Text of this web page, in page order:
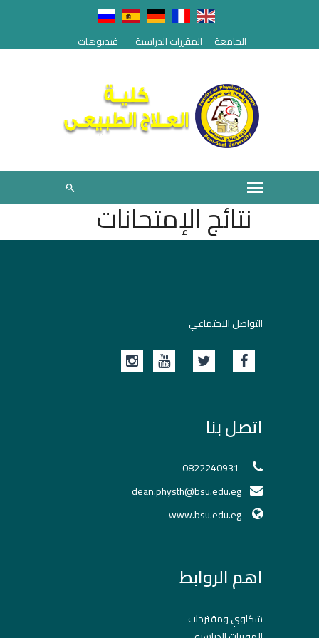
الجامعة المقررات الدراسية فيديوهات
نتائج الإمتحانات
التواصل الاجتماعي
اتصل بنا
dean.physth@bsu.edu.eg
www.bsu.edu.eg
اهم الروابط
شكاوي ومقترحات